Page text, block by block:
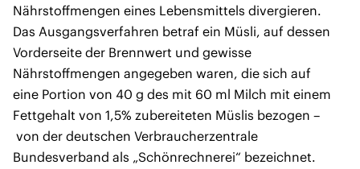
Nährstoffmengen eines Lebensmittels divergieren.
Das Ausgangsverfahren betraf ein Müsli, auf dessen
Vorderseite der Brennwert und gewisse
Nährstoffmengen angegeben waren, die sich auf
eine Portion von 40 g des mit 60 ml Milch mit einem
Fettgehalt von 1,5% zubereiteten Müslis bezogen –
von der deutschen Verbraucherzentrale
Bundesverband als „Schönrechnerei“ bezeichnet.